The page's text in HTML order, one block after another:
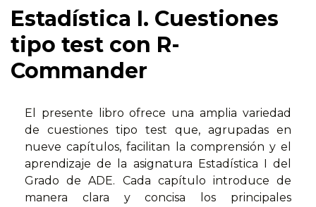
Estadística I. Cuestiones
tipo test con R-
Commander
El presente libro ofrece una amplia variedad
de cuestiones tipo test que, agrupadas en
nueve capítulos, facilitan la comprensión y el
aprendizaje de la asignatura Estadística I del
Grado de ADE. Cada capítulo introduce de
manera clara y concisa los principales